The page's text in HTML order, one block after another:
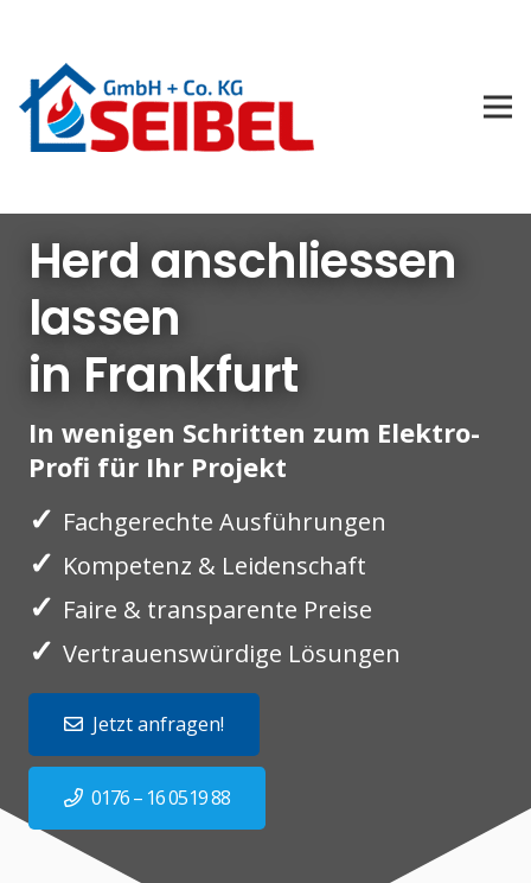
Herd anschliessen
lassen
in Frankfurt
In wenigen Schritten zum Elektro-
Profi für Ihr Projekt
✓ Fachgerechte Ausführungen
✓ Kompetenz & Leidenschaft
✓ Faire & transparente Preise
✓ Vertrauenswürdige Lösungen
Jetzt anfragen!
0176 – 16 0519 88